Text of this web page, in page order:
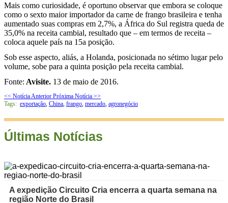
Mais como curiosidade, é oportuno observar que embora se coloque
como o sexto maior importador da carne de frango brasileira e tenha
aumentado suas compras em 2,7%, a África do Sul registra queda de
35,0% na receita cambial, resultado que – em termos de receita –
coloca aquele país na 15a posição.
Sob esse aspecto, aliás, a Holanda, posicionada no sétimo lugar pelo
volume, sobe para a quinta posição pela receita cambial.
Fonte: Avisite. 13 de maio de 2016.
<< Notícia Anterior Próxima Notícia >>
Tags: exportação, China, frango, mercado, agronegócio
Últimas Notícias
A expedição Circuito Cria encerra a quarta semana na
região Norte do Brasil